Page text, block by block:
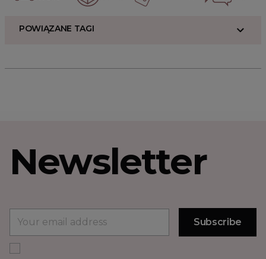
POWIĄZANE TAGI
Newsletter